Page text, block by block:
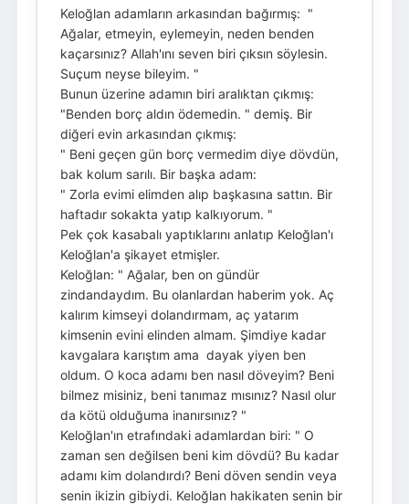
Keloğlan adamların arkasından bağırmış: "
Ağalar, etmeyin, eylemeyin, neden benden
kaçarsınız? Allah'ını seven biri çıksın söylesin.
Suçum neyse bileyim. "
Bunun üzerine adamın biri aralıktan çıkmış:
"Benden borç aldın ödemedin. " demiş. Bir
diğeri evin arkasından çıkmış:
" Beni geçen gün borç vermedim diye dövdün,
bak kolum sarılı. Bir başka adam:
" Zorla evimi elimden alıp başkasına sattın. Bir
haftadır sokakta yatıp kalkıyorum. "
Pek çok kasabalı yaptıklarını anlatıp Keloğlan'ı
Keloğlan'a şikayet etmişler.
Keloğlan: " Ağalar, ben on gündür
zindandaydım. Bu olanlardan haberim yok. Aç
kalırım kimseyi dolandırmam, aç yatarım
kimsenin evini elinden almam. Şimdiye kadar
kavgalara karıştım ama dayak yiyen ben
oldum. O koca adamı ben nasıl döveyim? Beni
bilmez misiniz, beni tanımaz mısınız? Nasıl olur
da kötü olduğuma inanırsınız? "
Keloğlan'ın etrafındaki adamlardan biri: " O
zaman sen değilsen beni kim dövdü? Bu kadar
adamı kim dolandırdı? Beni döven sendin veya
senin ikizin gibiydi. Keloğlan hakikaten senin bir